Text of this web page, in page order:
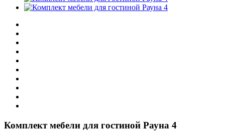
Комплект мебели для гостиной Рауна 4